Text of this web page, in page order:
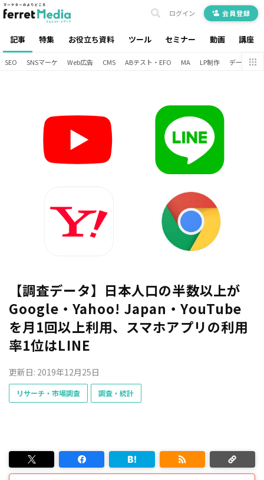
記事 特集 お役立ち資料 ツール セミナー 動画 講座
ログイン 会員登録
SEO SNSマーケ Web広告 CMS ABテスト・EFO MA LP制作 データ分析
【調査データ】日本人口の半数以上が
Google・Yahoo! Japan・YouTube
を月1回以上利用、スマホアプリの利用
率1位はLINE
更新日: 2019年12月25日
リサーチ・市場調査 調査・統計